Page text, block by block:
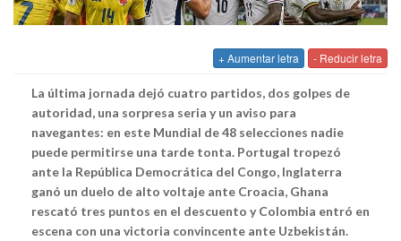
+ Aumentar letra - Reducir letra
La última jornada dejó cuatro partidos, dos golpes de
autoridad, una sorpresa seria y un aviso para
navegantes: en este Mundial de 48 selecciones nadie
puede permitirse una tarde tonta. Portugal tropezó
ante la República Democrática del Congo, Inglaterra
ganó un duelo de alto voltaje ante Croacia, Ghana
rescató tres puntos en el descuento y Colombia entró en
escena con una victoria convincente ante Uzbekistán.